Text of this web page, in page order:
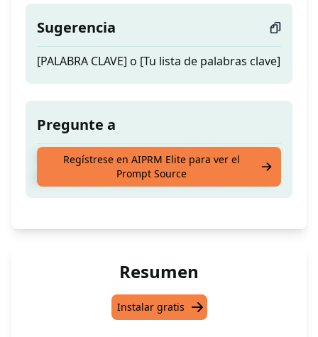
Sugerencia
[PALABRA CLAVE] o [Tu lista de palabras clave]
Pregunte a
Crea un Estudio de Unidad y una estrategia
para enseñar a partir de 1 [PALABRA CLAVE]
Regístrese en AIPRM Elite para ver el
Prompt Source
Resumen
Instalar gratis